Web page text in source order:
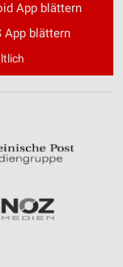
App blättern
App blättern